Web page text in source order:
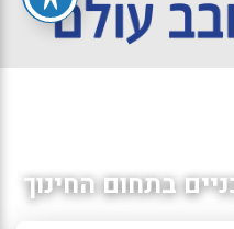
בתחום החינוך